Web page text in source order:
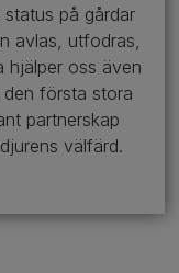
på gårdar
avlas, utfodras,
hjälper oss även
första stora
partnerskap
välfärd.